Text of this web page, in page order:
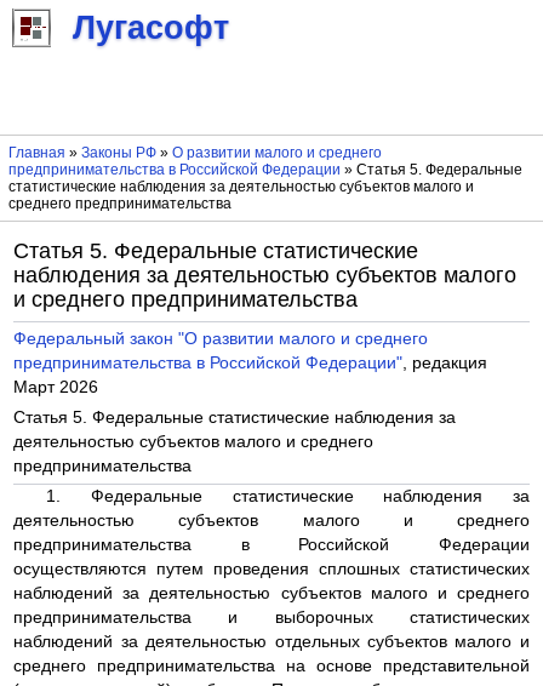
Лугасофт
Главная » Законы РФ» О развитии малого и среднего
предпринимательства в Российской Федерации » Статья 5. Федеральные
статистические наблюдения за деятельностью субъектов малого и
среднего предпринимательства
Статья 5. Федеральные статистические
наблюдения за деятельностью субъектов малого
и среднего предпринимательства
Федеральный закон "О развитии малого и среднего
предпринимательства в Российской Федерации", редакция
Март 2026
Статья 5. Федеральные статистические наблюдения за
деятельностью субъектов малого и среднего
предпринимательства
1. Федеральные статистические наблюдения за
деятельностью субъектов малого и среднего
предпринимательства в Российской Федерации
осуществляются путем проведения сплошных статистических
наблюдений за деятельностью субъектов малого и среднего
предпринимательства и выборочных статистических
наблюдений за деятельностью отдельных субъектов малого и
среднего предпринимательства на основе представительной